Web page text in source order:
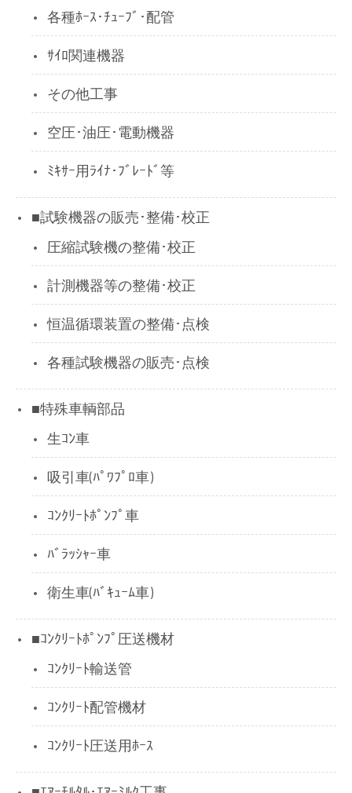
各種ﾎｰｽ･ﾁｭｰﾌﾞ･配管
ｻｲﾛ関連機器
その他工事
空圧･油圧･電動機器
ﾐｷｻｰ用ﾗｲﾅ･ﾌﾞﾚｰﾄﾞ等
■試験機器の販売･整備･校正
圧縮試験機の整備･校正
計測機器等の整備･校正
恒温循環装置の整備･点検
各種試験機器の販売･点検
■特殊車輌部品
生ｺﾝ車
吸引車(ﾊﾟﾜﾌﾟﾛ車)
ｺﾝｸﾘｰﾄﾎﾟﾝﾌﾟ車
ﾊﾞﾗｯｼｬｰ車
衛生車(ﾊﾞｷｭｰﾑ車)
■ｺﾝｸﾘｰﾄﾎﾟﾝﾌﾟ圧送機材
ｺﾝｸﾘｰﾄ輸送管
ｺﾝｸﾘｰﾄ配管機材
ｺﾝｸﾘｰﾄ圧送用ﾎｰｽ